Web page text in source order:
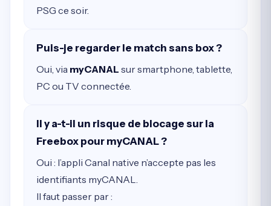
PSG ce soir.
Puis-je regarder le match sans box ?
Oui, via myCANAL sur smartphone, tablette,
PC ou TV connectée.
Il y a-t-il un risque de blocage sur la
Freebox pour myCANAL ?
Oui : l’appli Canal native n’accepte pas les
identifiants myCANAL.
Il faut passer par :